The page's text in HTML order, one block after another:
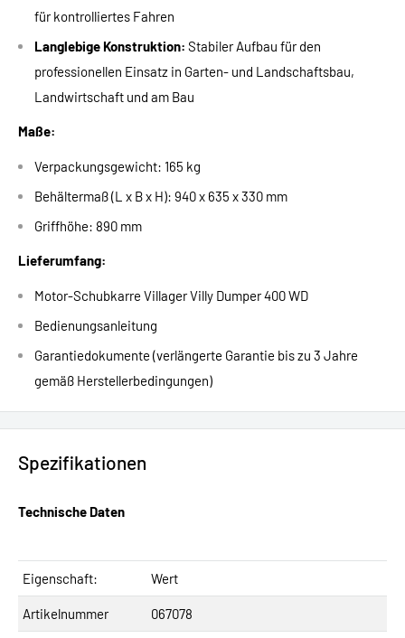
für kontrolliertes Fahren
Langlebige Konstruktion: Stabiler Aufbau für den
professionellen Einsatz in Garten- und Landschaftsbau,
Landwirtschaft und am Bau
Maße:
Verpackungsgewicht: 165 kg
Behältermaß (L x B x H): 940 x 635 x 330 mm
Griffhöhe: 890 mm
Lieferumfang:
Motor-Schubkarre Villager Villy Dumper 400 WD
Bedienungsanleitung
Garantiedokumente (verlängerte Garantie bis zu 3 Jahre
gemäß Herstellerbedingungen)
Spezifikationen
Technische Daten
Eigenschaft: Wert
Artikelnummer 067078